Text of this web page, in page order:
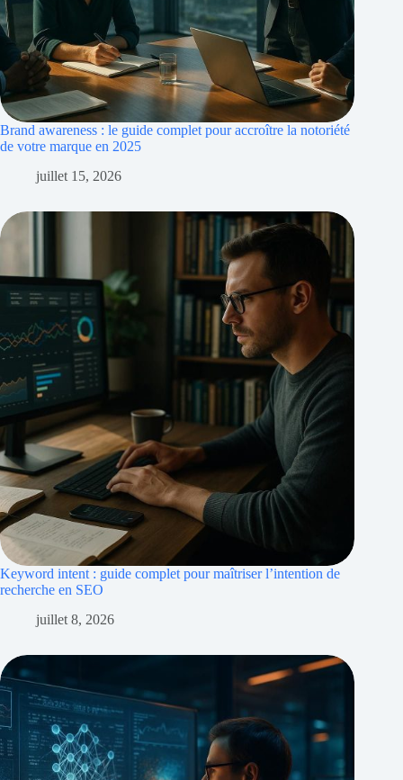
Brand awareness : le guide complet pour accroître la notoriété
de votre marque en 2025
juillet 15, 2026
Keyword intent : guide complet pour maîtriser l’intention de
recherche en SEO
juillet 8, 2026